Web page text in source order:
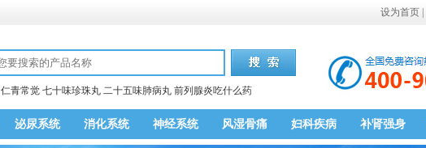
设为首页
仁青常觉 七十味珍珠丸 二十五味肺病丸 前列腺炎吃什么药
泌尿系统 消化系统 神经系统 风湿骨痛 妇科疾病 补肾强身